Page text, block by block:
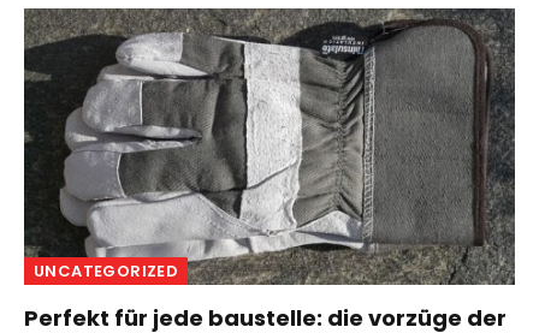
UNCATEGORIZED
Perfekt für jede baustelle: die vorzüge der